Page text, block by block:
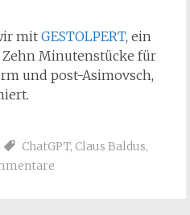
mitGESTOLPERT, ein
Zehn Minutenstücke für
und post-Asimovsch,
ChatGPT, Claus Baldus,